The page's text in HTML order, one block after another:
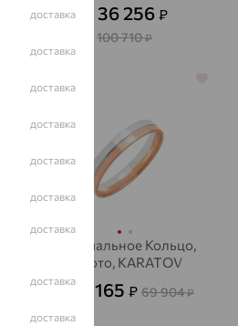
36 256 ₽
100 710₽
Обручальное Кольцо,
золото, KARATOV
25 165₽ 69 904₽
доставка
доставка
доставка
доставка
доставка
доставка
доставка
доставка
доставка